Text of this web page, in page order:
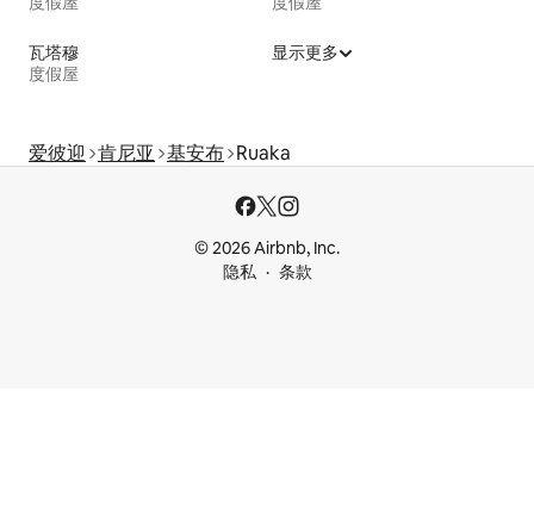
瓦塔穆
度假屋
显示更多
爱彼迎 肯尼亚 基安布 Ruaka
© 2026 Airbnb, Inc.
隐私
条款